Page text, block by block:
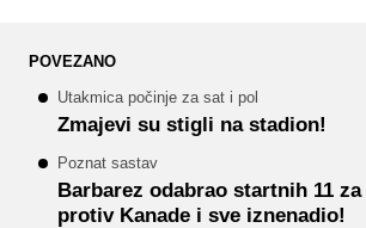
POVEZANO
Utakmica počinje za sat i pol
Zmajevi su stigli na stadion!
Poznat sastav
Barbarez odabrao startnih 11
protiv Kanade i sve iznenadio!